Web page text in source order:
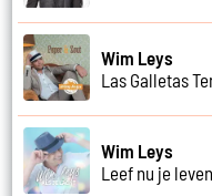
Wim Leys
Las Galletas
Wim Leys
Leef nu je